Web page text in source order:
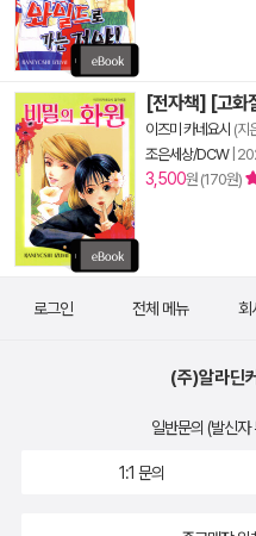
[전자책] [고화
이즈미 카네요시 (지
조은세상/DCW|
3,500원 (170원)
로그인 전체 메뉴 회
(주)알라딘
일반문의 (발신자
1:1 문의